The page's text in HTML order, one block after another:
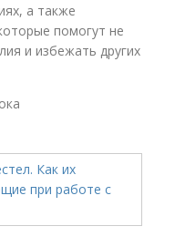
а также
помогут не
и избежать других